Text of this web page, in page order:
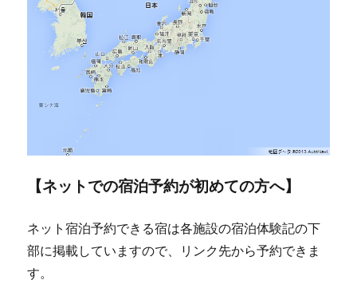
【ネットでの宿泊予約が初めての方へ】
ネット宿泊予約できる宿は各施設の宿泊体験記の下
部に掲載していますので、リンク先から予約できま
す。